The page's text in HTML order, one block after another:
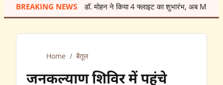
BREAKING NEWS
सीएम डॉ. मोहन ने किया 4 फ्लाइट का शुभारंभ, अब MP से सीधे जुड़ गए
Home / बैतूल
जनकल्याण शिविर में पहुंचे